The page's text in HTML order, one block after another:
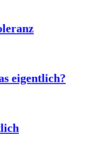
eigentlich?